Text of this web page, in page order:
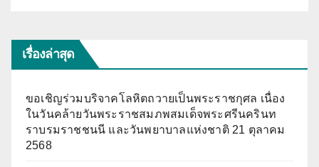
เรื่องล่าสุด
ขอเชิญร่วมบริจาคโลหิตถวายเป็นพระราชกุศล เนื่อง
ในวันคล้ายวันพระราชสมภพสมเด็จพระศรีนครินท
ราบรมราชชนนี และวันพยาบาลแห่งชาติ 21 ตุลาคม
2568